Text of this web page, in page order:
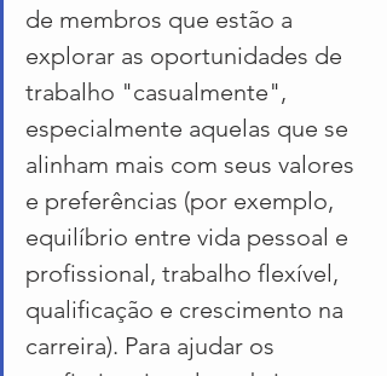
de membros que estão a
explorar as oportunidades de
trabalho "casualmente",
especialmente aquelas que se
alinham mais com seus valores
e preferências (por exemplo,
equilíbrio entre vida pessoal e
profissional, trabalho flexível,
qualificação e crescimento na
carreira). Para ajudar os